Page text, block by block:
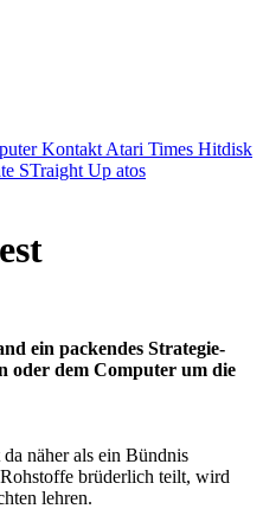
Kontakt Atari Times Hitdisk
STraight Up atos
ein packendes Strategie-
oder dem Computer um die
näher als ein Bündnis
brüderlich teilt, wird
lehren.